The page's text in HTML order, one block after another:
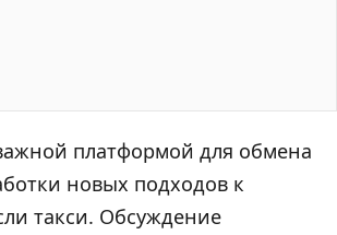
платформой для обмена
новых подходов к
такси. Обсуждение